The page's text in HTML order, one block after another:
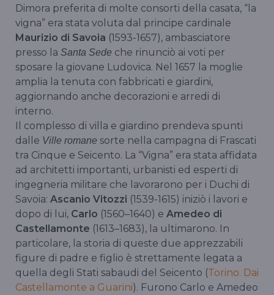
Dimora preferita di molte consorti della casata, “la
vigna” era stata voluta dal principe cardinale
Maurizio di Savoia (1593-1657), ambasciatore
presso la Santa Sede che rinunciò ai voti per
sposare la giovane Ludovica. Nel 1657 la moglie
amplia la tenuta con fabbricati e giardini,
aggiornando anche decorazioni e arredi di
interno.
Il complesso di villa e giardino prendeva spunti
dalle Ville romane sorte nella campagna di Frascati
tra Cinque e Seicento. La “Vigna” era stata affidata
ad architetti importanti, urbanisti ed esperti di
ingegneria militare che lavorarono per i Duchi di
Savoia: Ascanio Vitozzi (1539-1615) iniziò i lavori e
dopo di lui, Carlo (1560–1640) e Amedeo di
Castellamonte (1613–1683), la ultimarono. In
particolare, la storia di queste due apprezzabili
figure di padre e figlio è strettamente legata a
quella degli Stati sabaudi del Seicento (Torino. Dai
Castellamonte a Guarini). Furono Carlo e Amedeo